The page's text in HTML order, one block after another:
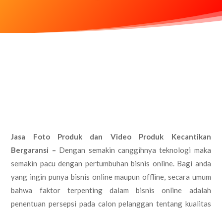
Jasa Foto Produk dan Video Produk Kecantikan
Bergaransi – Dengan semakin canggihnya teknologi maka
semakin pacu dengan pertumbuhan bisnis online. Bagi anda
yang ingin punya bisnis online maupun offline, secara umum
bahwa faktor terpenting dalam bisnis online adalah
penentuan persepsi pada calon pelanggan tentang kualitas